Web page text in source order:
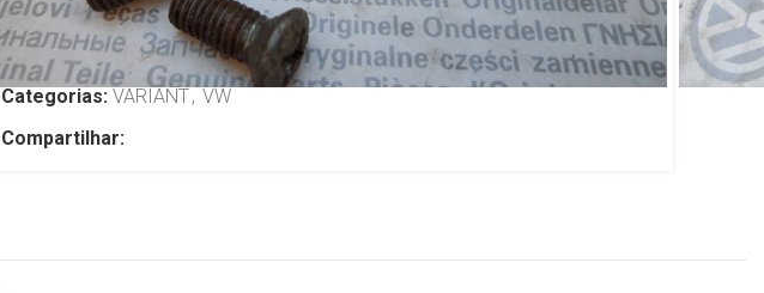
SKU: JP2755
Categorias: VARIANT, VW
Compartilhar: